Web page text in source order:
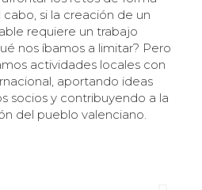
si la creación de un
requiere un trabajo
nos íbamos a limitar? Pero
actividades locales con
aportando ideas
socios y contribuyendo a la
del pueblo valenciano.